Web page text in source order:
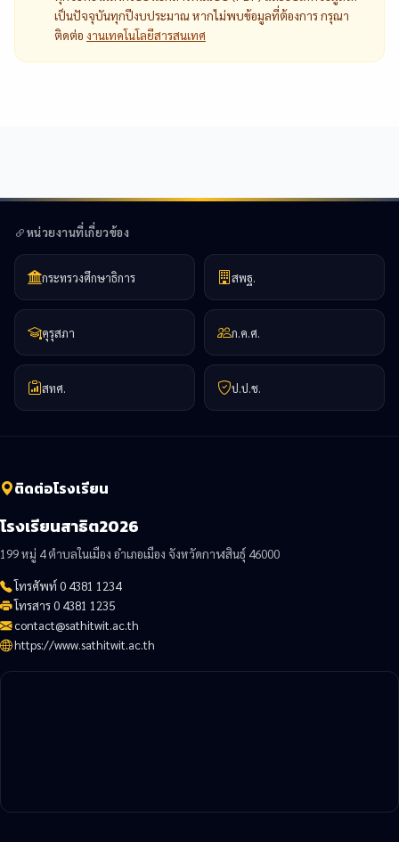
เป็นปัจจุบันทุกปีงบประมาณ หากไม่พบข้อมูลที่ต้องการ กรุณา
ติดต่อ งานเทคโนโลยีสารสนเทศ
หน่วยงานที่เกี่ยวข้อง
กระทรวงศึกษาธิการ สพฐ.
คุรุสภา ก.ค.ศ.
สทศ. ป.ป.ช.
ติดต่อโรงเรียน
โรงเรียนสาธิต2026
199 หมู่ 4 ตำบลในเมือง อำเภอเมือง จังหวัดกาฬสินธุ์ 46000
โทรศัพท์ 0 4381 1234
โทรสาร 0 4381 1235
contact@sathitwit.ac.th
https://www.sathitwit.ac.th